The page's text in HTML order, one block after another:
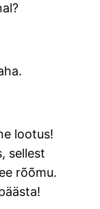
lootus!
sellest
rõõmu.